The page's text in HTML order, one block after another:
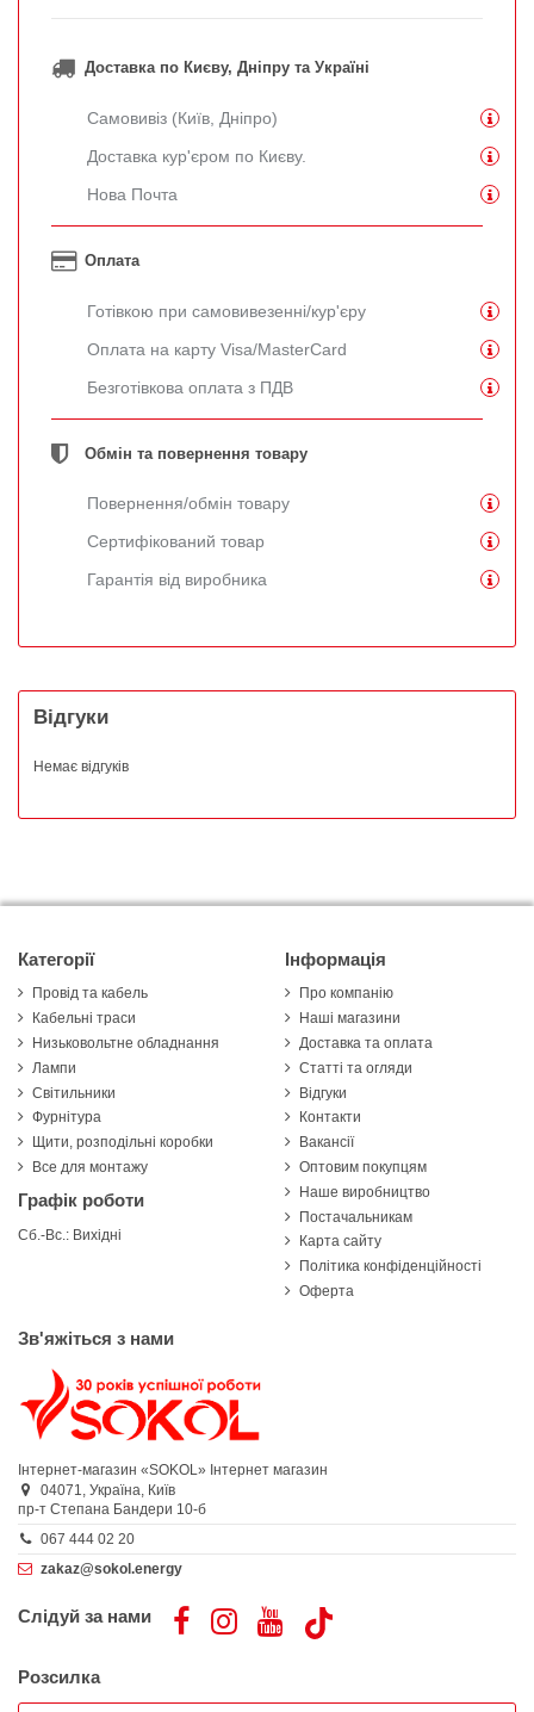
Доставка по Києву, Дніпру та Україні
Самовивіз (Київ, Дніпро)
Доставка кур'єром по Києву.
Нова Почта
Оплата
Готівкою при самовивезенні/кур'єру
Оплата на карту Visa/MasterCard
Безготівкова оплата з ПДВ
Обмін та повернення товару
Повернення/обмін товару
Сертифікований товар
Гарантія від виробника
Відгуки
Немає відгуків
Категорії
Провід та кабель
Кабельні траси
Низьковольтне обладнання
Лампи
Світильники
Фурнітура
Щити, розподільні коробки
Все для монтажу
Графік роботи
Сб.-Вс.: Вихідні
Інформація
Про компанію
Наші магазини
Доставка та оплата
Статті та огляди
Відгуки
Контакти
Вакансії
Оптовим покупцям
Наше виробництво
Постачальникам
Карта сайту
Політика конфіденційності
Оферта
Зв'яжіться з нами
Інтернет-магазин «SOKOL» Інтернет магазин
04071, Україна, Київ
пр-т Степана Бандери 10-б
067 444 02 20
zakaz@sokol.energy
Слідуй за нами
Розсилка